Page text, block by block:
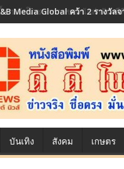
Media Global คว้า 2 รางวัล
องหลังโภชนาการของนักล่าฝัน ซี
บันเทิง สังคม เกษตร